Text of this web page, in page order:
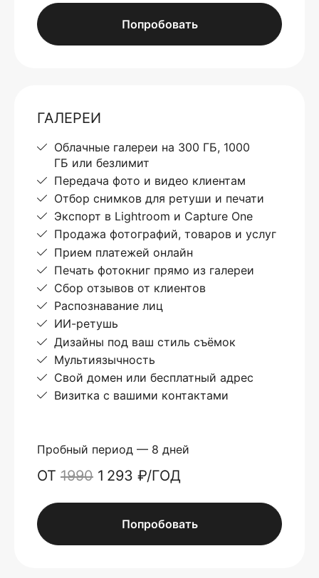
Попробовать
ГАЛЕРЕИ
Облачные галереи на 300 ГБ, 1000
ГБ или безлимит
Передача фото и видео клиентам
Отбор снимков для ретуши и печати
Экспорт в Lightroom и Capture One
Продажа фотографий, товаров и услуг
Прием платежей онлайн
Печать фотокниг прямо из галереи
Сбор отзывов от клиентов
Распознавание лиц
ИИ-ретушь
Дизайны под ваш стиль съёмок
Мультиязычность
Свой домен или бесплатный адрес
Визитка с вашими контактами
Пробный период — 8 дней
ОТ 1990 1 293 ₽/ГОД
Попробовать